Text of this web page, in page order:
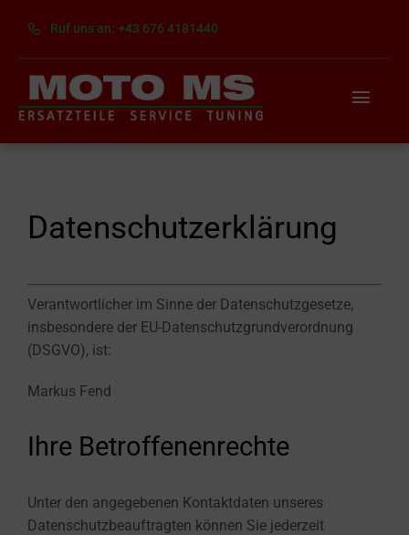
Ruf uns an: +43 676 4181440
Kontakt
Datenschutzerklärung
Verantwortlicher im Sinne der Datenschutzgesetze,
insbesondere der EU-Datenschutzgrundverordnung
(DSGVO), ist:
Markus Fend
Ihre Betroffenenrechte
Unter den angegebenen Kontaktdaten unseres
Datenschutzbeauftragten können Sie jederzeit